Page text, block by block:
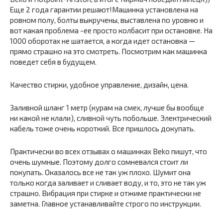
Еще 2 года гарантии решают!Машинка установлена на
ровном полу, болты выкручены, выставлена по уровню и
вот какая проблема -ее просто колбасит при остановке. На
1000 оборотах не шатается, а когда идет остановка —
прямо страшно на это смотреть. Посмотрим как машинка
поведет себя в будущем.
Качество стирки, удобное управление, дизайн, цена.
Заливной шланг 1 метр (курам на смех, лучше бы вообще
ни какой не клали), сливной чуть побольше. Электрический
кабель тоже очень короткий. Все пришлось докупать.
Практически во всех отзывах о машинках Beko пишут, что
очень шумные. Поэтому долго сомневался стоит ли
покупать. Оказалось все не так уж плохо. Шумит она
только когда заливает и сливает воду, и то, это не так уж
страшно. Вибрация при стирке и отжиме практически не
заметна. Главное устанавливайте строго по инструкции.